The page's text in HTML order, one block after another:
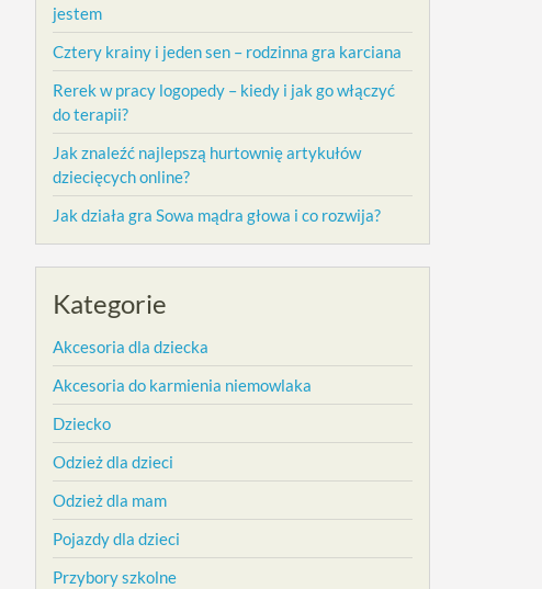
jestem
Cztery krainy i jeden sen – rodzinna gra karciana
Rerek w pracy logopedy – kiedy i jak go włączyć
do terapii?
Jak znaleźć najlepszą hurtownię artykułów
dziecięcych online?
Jak działa gra Sowa mądra głowa i co rozwija?
Kategorie
Akcesoria dla dziecka
Akcesoria do karmienia niemowlaka
Dziecko
Odzież dla dzieci
Odzież dla mam
Pojazdy dla dzieci
Przybory szkolne